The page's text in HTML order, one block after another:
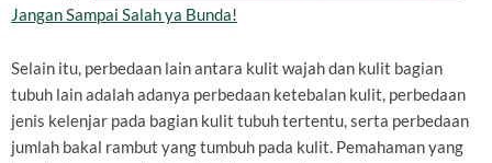
Jangan Sampai Salah ya Bunda!
Selain itu, perbedaan lain antara kulit wajah dan kulit bagian
tubuh lain adalah adanya perbedaan ketebalan kulit, perbedaan
jenis kelenjar pada bagian kulit tubuh tertentu, serta perbedaan
jumlah bakal rambut yang tumbuh pada kulit. Pemahaman yang